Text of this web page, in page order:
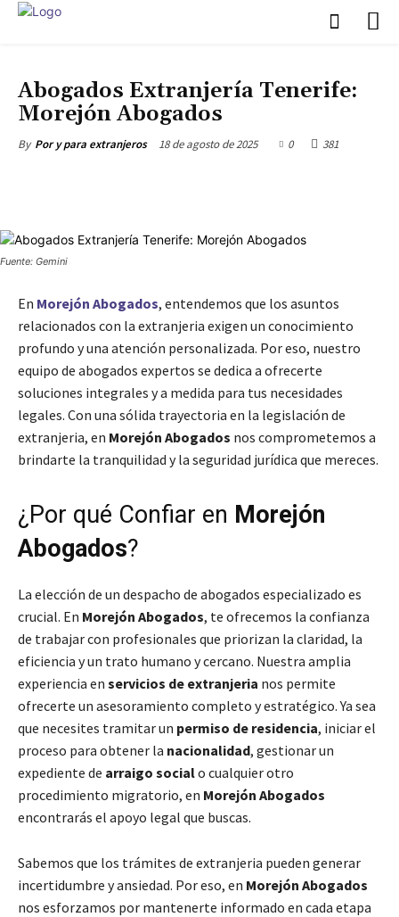
Abogados Extranjería Tenerife:
Morejón Abogados
By Por y para extranjeros 18 de agosto de 2025 0 381
Fuente: Gemini
En Morejón Abogados, entendemos que los asuntos
relacionados con la extranjeria exigen un conocimiento
profundo y una atención personalizada. Por eso, nuestro
equipo de abogados expertos se dedica a ofrecerte
soluciones integrales y a medida para tus necesidades
legales. Con una sólida trayectoria en la legislación de
extranjeria, en Morejón Abogados nos comprometemos a
brindarte la tranquilidad y la seguridad jurídica que mereces.
¿Por qué Confiar en Morejón
Abogados?
La elección de un despacho de abogados especializado es
crucial. En Morejón Abogados, te ofrecemos la confianza
de trabajar con profesionales que priorizan la claridad, la
eficiencia y un trato humano y cercano. Nuestra amplia
experiencia en servicios de extranjeria nos permite
ofrecerte un asesoramiento completo y estratégico. Ya sea
que necesites tramitar un permiso de residencia, iniciar el
proceso para obtener la nacionalidad, gestionar un
expediente de arraigo socialo cualquier otro
procedimiento migratorio, en Morejón Abogados
encontrarás el apoyo legal que buscas.
Sabemos que los trámites de extranjeria pueden generar
incertidumbre y ansiedad. Por eso, en Morejón Abogados
nos esforzamos por mantenerte informado en cada etapa